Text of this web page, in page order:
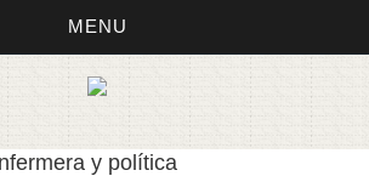
MENU
y política